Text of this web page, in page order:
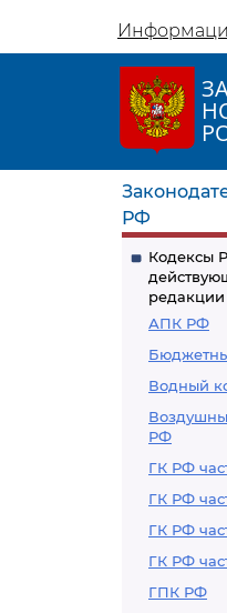
РФ
Кодексы
редакции
АПК РФ
Водный
РФ
ГК РФ
ГК РФ
ГК РФ
ГК РФ
ГПК РФ